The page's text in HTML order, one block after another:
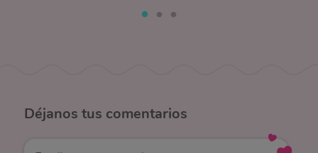
Déjanos tus comentarios